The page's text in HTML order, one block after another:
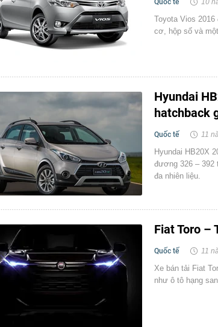
Quốc tế 10
Toyota Vios
cơ, hộp số và
Hyundai
hatchback
Quốc tế 11
Hyundai HB20X
đương 326 – 392
đa nhiên liệu.
Fiat Toro –
Quốc tế 11
Xe bán tải Fiat
như ô tô hạng